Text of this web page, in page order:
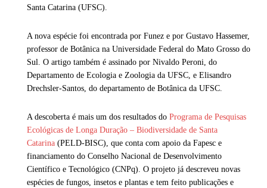
Santa Catarina (UFSC).
A nova espécie foi encontrada por Funez e por Gustavo Hassemer,
professor de Botânica na Universidade Federal do Mato Grosso do
Sul. O artigo também é assinado por Nivaldo Peroni, do
Departamento de Ecologia e Zoologia da UFSC, e Elisandro
Drechsler-Santos, do departamento de Botânica da UFSC.
A descoberta é mais um dos resultados do Programa de Pesquisas
Ecológicas de Longa Duração – Biodiversidade de Santa
Catarina (PELD-BISC), que conta com apoio da Fapesc e
financiamento do Conselho Nacional de Desenvolvimento
Científico e Tecnológico (CNPq). O projeto já descreveu novas
espécies de fungos, insetos e plantas e tem feito publicações e